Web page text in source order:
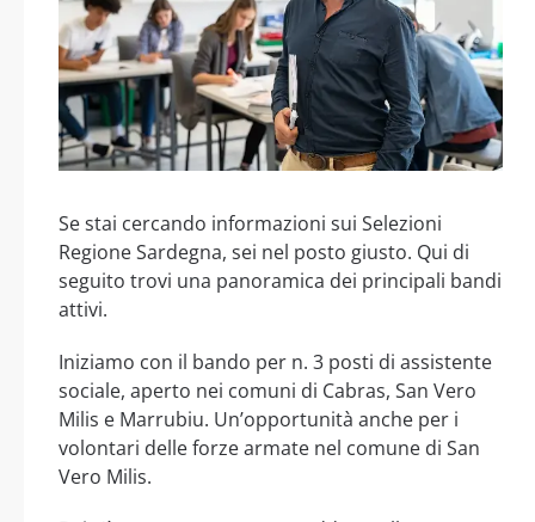
Se stai cercando informazioni sui Selezioni
Regione Sardegna, sei nel posto giusto. Qui di
seguito trovi una panoramica dei principali bandi
attivi.
Iniziamo con il bando per n. 3 posti di assistente
sociale, aperto nei comuni di Cabras, San Vero
Milis e Marrubiu. Un’opportunità anche per i
volontari delle forze armate nel comune di San
Vero Milis.